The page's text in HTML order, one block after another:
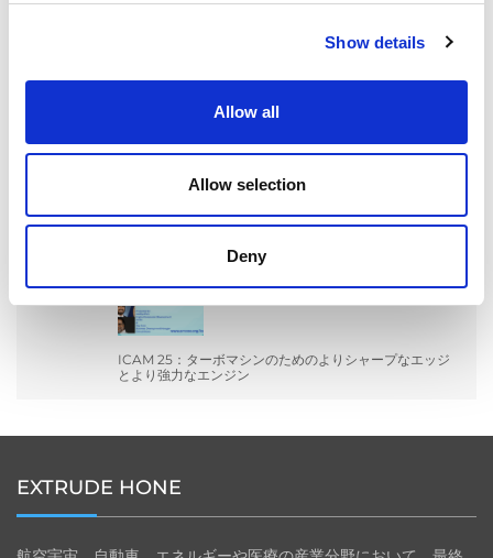
Show details
Allow all
Allow selection
Deny
工业格局
ICAM 25：ターボマシンのためのよりシャープなエッジ
とより強力なエンジン
EXTRUDE HONE